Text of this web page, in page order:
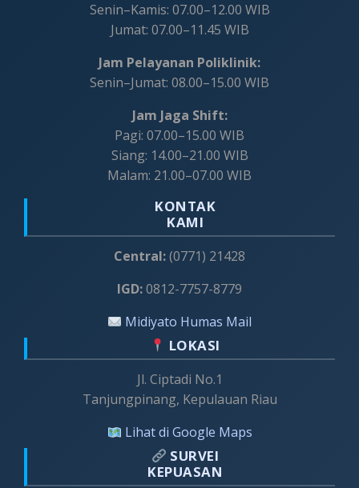
Senin–Kamis: 07.00–12.00 WIB
Jumat: 07.00–11.45 WIB
Jam Pelayanan Poliklinik:
Senin–Jumat: 08.00–15.00 WIB
Jam Jaga Shift:
Pagi: 07.00–15.00 WIB
Siang: 14.00–21.00 WIB
Malam: 21.00–07.00 WIB
KONTAK
KAMI
Central:(0771) 21428
IGD:0812-7757-8779
Midiyato Humas Mail
LOKASI
Jl. Ciptadi No.1
Tanjungpinang, Kepulauan Riau
Lihat di Google Maps
SURVEI
KEPUASAN